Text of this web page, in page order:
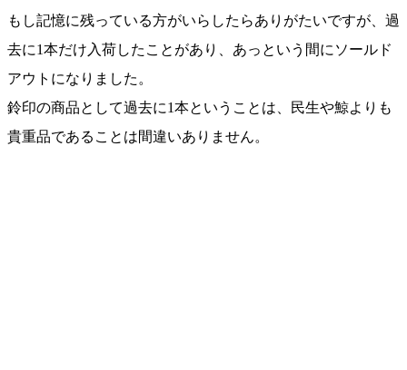
もし記憶に残っている方がいらしたらありがたいですが、過
去に1本だけ入荷したことがあり、あっという間にソールド
アウトになりました。
鈴印の商品として過去に1本ということは、民生や鯨よりも
貴重品であることは間違いありません。